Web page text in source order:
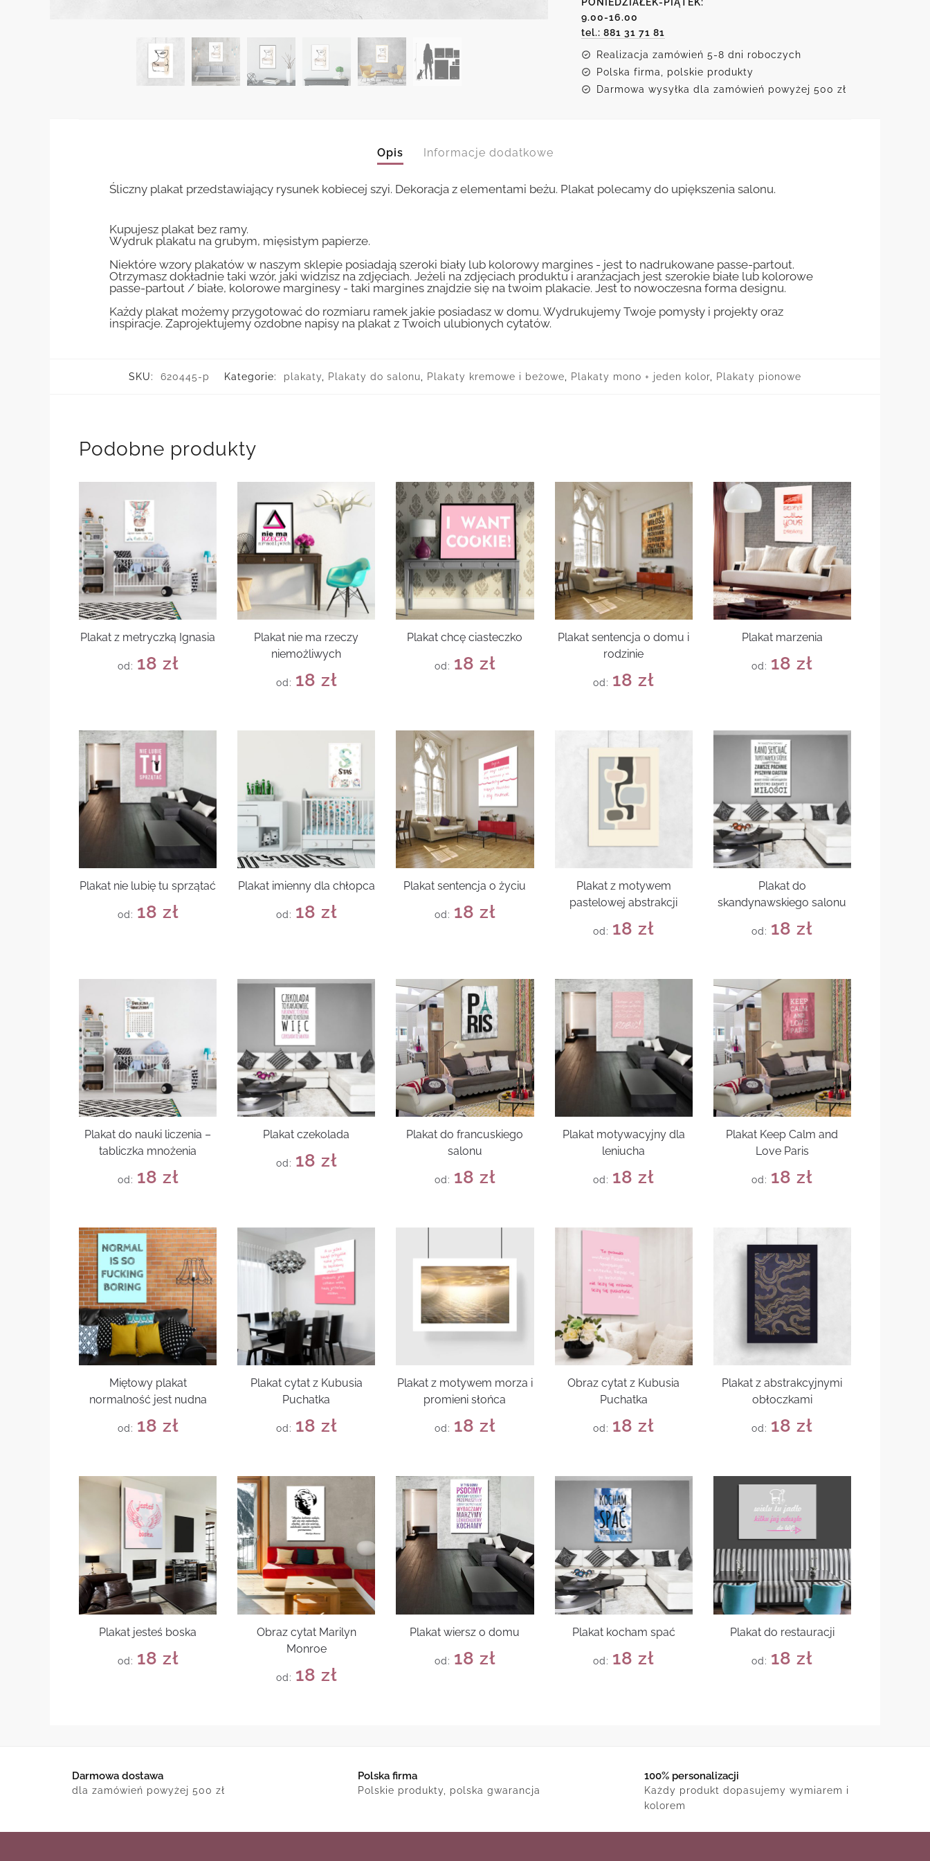
szyi
9.00-16.00
tel.: 881 31 71 81
Realizacja zamówień 5-8 dni roboczych
Polska firma, polskie produkty
Darmowa wysyłka dla zamówień powyżej 500 zł
Opis Informacje dodatkowe
Śliczny plakat przedstawiający rysunek kobiecej szyi. Dekoracja z elementami beżu. Plakat polecamy do upiększenia salonu.
Kupujesz plakat bez ramy.
Wydruk plakatu na grubym, mięsistym papierze.
Niektóre wzory plakatów w naszym sklepie posiadają szeroki biały lub kolorowy margines - jest to nadrukowane passe-partout.
Otrzymasz dokładnie taki wzór, jaki widzisz na zdjęciach. Jeżeli na zdjęciach produktu i aranżacjach jest szerokie białe lub kolorowe
passe-partout / białe, kolorowe marginesy - taki margines znajdzie się na twoim plakacie. Jest to nowoczesna forma designu.
Każdy plakat możemy przygotować do rozmiaru ramek jakie posiadasz w domu. Wydrukujemy Twoje pomysły i projekty oraz
inspiracje. Zaprojektujemy ozdobne napisy na plakat z Twoich ulubionych cytatów.
SKU: 620445-p Kategorie: plakaty Plakaty do salonu Plakaty kremowe i beżowe Plakaty mono + jeden kolor Plakaty pionowe
Podobne produkty
Plakat z metryczką Ignasia
od: 18 zł
Plakat nie ma rzeczy
niemożliwych
od: 18 zł
Plakat chcę ciasteczko
od: 18 zł
Plakat sentencja o domu i
rodzinie
od: 18zł
Plakat marzenia
od: 18zł
Plakat nie lubię tu sprzątać
od: 18 zł
Plakat imienny dla chłopca
od: 18 zł
Plakat sentencja o życiu
od: 18 zł
Plakat z motywem
pastelowej abstrakcji
od: 18zł
Plakat do
skandynawskiego salonu
od: 18zł
Plakat do nauki liczenia –
tabliczka mnożenia
od: 18 zł
Plakat czekolada
od: 18 zł
Plakat do francuskiego
salonu
od: 18 zł
Plakat motywacyjny dla
leniucha
od: 18zł
Plakat Keep Calm and
Love Paris
od: 18zł
Miętowy plakat
normalność jest nudna
od: 18 zł
Plakat cytat z Kubusia
Puchatka
od: 18 zł
Plakat z motywem morza i
promieni słońca
od: 18 zł
Obraz cytat z Kubusia
Puchatka
od: 18zł
Plakat z abstrakcyjnymi
obłoczkami
od: 18zł
Plakat jesteś boska
od: 18 zł
Obraz cytat Marilyn
Monroe
od: 18 zł
Plakat wiersz o domu
od: 18 zł
Plakat kocham spać
od: 18zł
Plakat do restauracji
od: 18zł
Darmowa dostawa
dla zamówień powyżej 500 zł
Polska firma
Polskie produkty, polska gwarancja
100% personalizacji
Każdy produkt dopasujemy wymiarem i
kolorem